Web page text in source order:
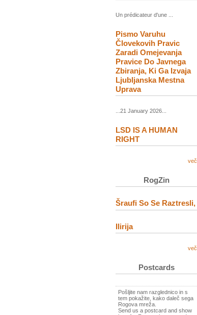
Un prédicateur d'une ...
Pismo Varuhu
Človekovih Pravic
Zaradi Omejevanja
Pravice Do Javnega
Zbiranja, Ki Ga Izvaja
Ljubljanska Mestna
Uprava
...21 January 2026...
LSD IS A HUMAN
RIGHT
več
RogZin
Šraufi So Se Raztresli,
Ilirija
več
Postcards
Pošljite nam razglednico in s
tem pokažite, kako daleč sega
Rogova mreža.
Send us a postcard and show